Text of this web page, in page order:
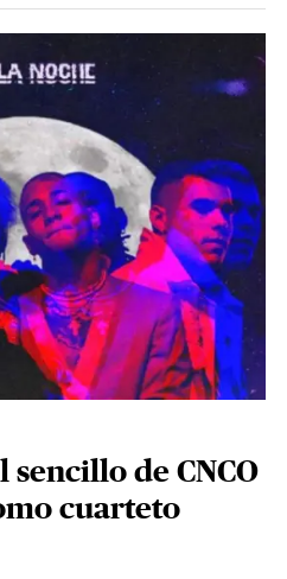
sencillo de CNCO
cuarteto